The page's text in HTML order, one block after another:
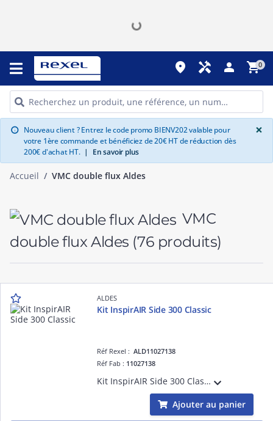
place handyman person shopping_cart0
info Nouveau client ? Entrez le code promo BIENV202 valable pour
votre 1ère commande et bénéficiez de 20€ HT de réduction dès
200€ d'achat HT. | En savoir plus
×
Accueil VMC double flux Aldes
VMC
double flux Aldes (76 produits)
ALDES
Kit InspirAIR Side 300 Classic
Réf Rexel :ALD11027138
Réf Fab : 11027138
Kit InspirAIR Side 300 Classic avec l'unité de ventilation double-flux, la télécommande filaire InspirAIR et le kit siphon adapté pour un logement individuel
Ajouter au panier